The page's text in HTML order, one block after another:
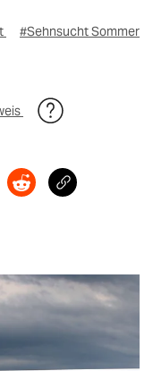
#Sehnsucht Sommer